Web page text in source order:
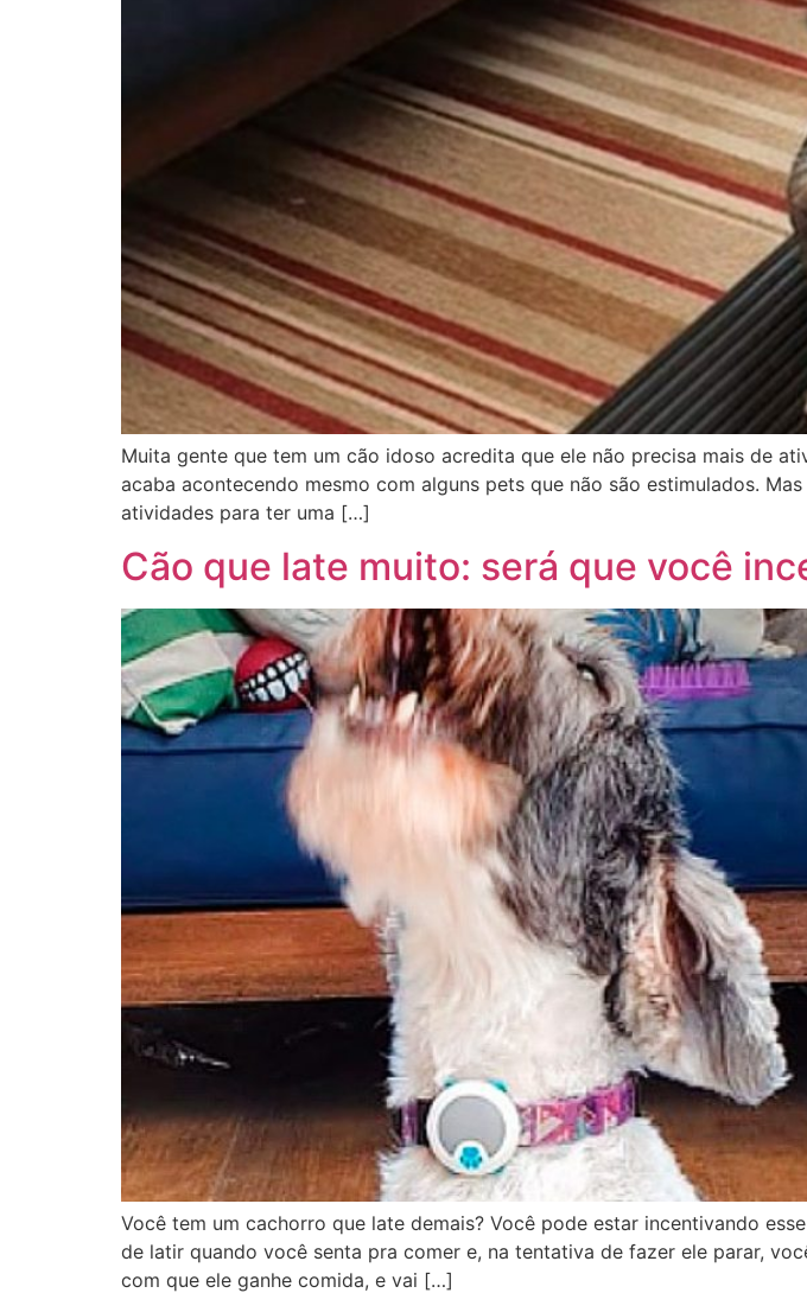
Muita gente que tem um cão idoso acredita que ele não precisa mais de
acaba acontecendo mesmo com alguns pets que não são estimulados.
atividades para ter uma […]
Cão que late muito: será que você
Você tem um cachorro que late demais? Você pode estar incentivando
de latir quando você senta pra comer e, na tentativa de fazer ele parar,
com que ele ganhe comida, e vai […]